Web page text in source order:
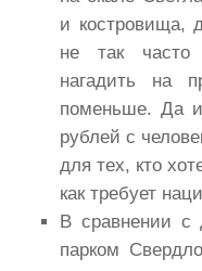
и костровища,
не так часто
нагадить на
поменьше. Да
рублей с
для тех, кто
как требует
В сравнении с
парком